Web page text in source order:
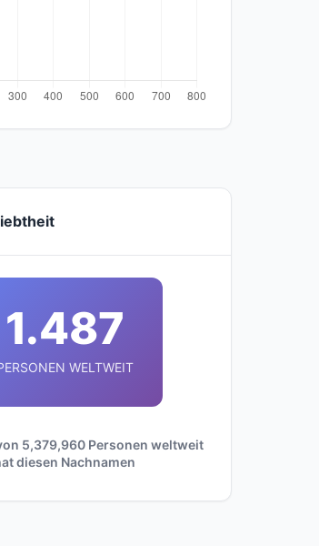
1.487
WELTWEIT
5,379,960 Personen weltweit
diesen Nachnamen